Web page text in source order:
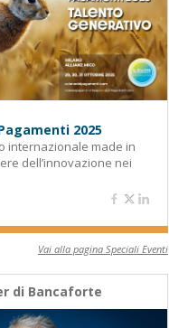
2025
internazionale made in
dell’innovazione nei
Vai alla pagina Speciali Eventi
di Bancaforte